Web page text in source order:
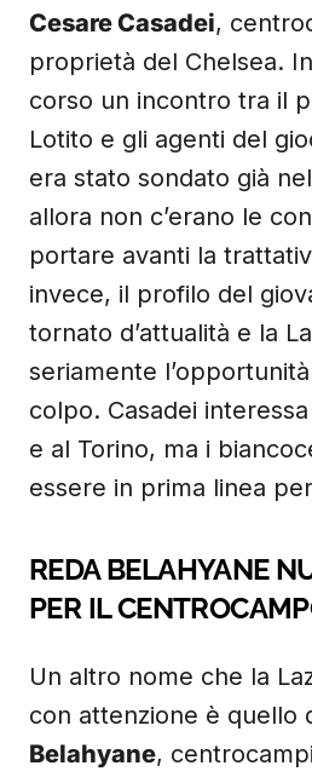
Cesare Casadei,
proprietà del Chelsea.
corso un incontro tra il
Lotito e gli agenti del
era stato sondato già
allora non c’erano le
portare avanti la
invece, il profilo del
tornato d’attualità e la
seriamente
colpo. Casadei
e al Torino, ma i
essere in prima linea
REDA BELAHYANE
PER IL
Un altro nome che la
con attenzione è quello
Belahyane,